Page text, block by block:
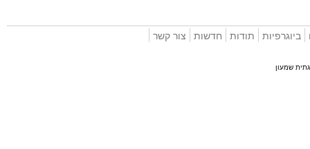
תודות חדשות צור קשר
שמעון